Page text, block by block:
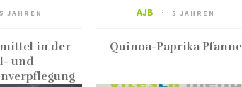
5 JAHREN
in der
und
AJB 5 JAHREN
Quinoa-Paprika Pfanne